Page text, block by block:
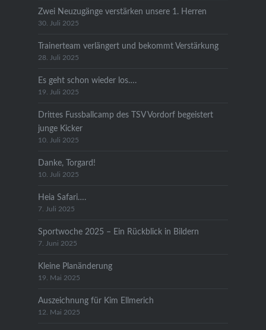
Zwei Neuzugänge verstärken unsere 1. Herren
30. Juli 2025
Trainerteam verlängert und bekommt Verstärkung
28. Juli 2025
Es geht schon wieder los….
19. Juli 2025
Drittes Fussballcamp des TSV Vordorf begeistert
junge Kicker
10. Juli 2025
Danke, Torgard!
10. Juli 2025
Heia Safari….
7. Juli 2025
Sportwoche 2025 – Ein Rückblick in Bildern
7. Juni 2025
Kleine Planänderung
19. Mai 2025
Auszeichnung für Kim Ellmerich
12. Mai 2025